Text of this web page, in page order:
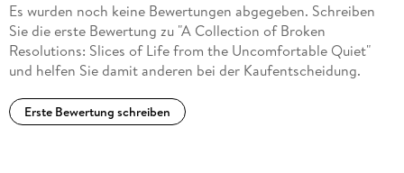
Es wurden noch keine Bewertungen abgegeben. Schreiben
Sie die erste Bewertung zu "A Collection of Broken
Resolutions: Slices of Life from the Uncomfortable Quiet"
und helfen Sie damit anderen bei der Kaufentscheidung.
Erste Bewertung schreiben